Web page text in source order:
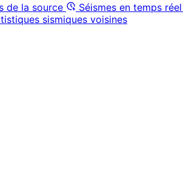
de la source Séismes en temps réel
sismiques voisines